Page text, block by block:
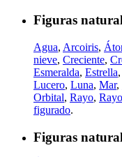
Figuras
Agua, Arcoiris,
nieve, Creciente,
Esmeralda, Estrella,
Lucero, Luna, Mar,
Orbital, Rayo,
figurado.
Figuras